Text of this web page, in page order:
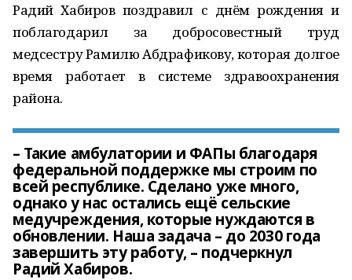
Радий Хабиров поздравил с днём рождения и
поблагодарил за добросовестный труд
медсестру Рамилю Абдрафикову, которая долгое
время работает в системе здравоохранения
района.
– Такие амбулатории и ФАПы благодаря
федеральной поддержке мы строим по
всей республике. Сделано уже много,
однако у нас остались ещё сельские
медучреждения, которые нуждаются в
обновлении. Наша задача – до 2030 года
завершить эту работу, – подчеркнул
Радий Хабиров.